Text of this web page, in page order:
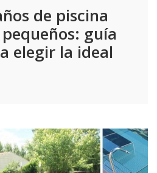
de piscina
guía
elegir la ideal